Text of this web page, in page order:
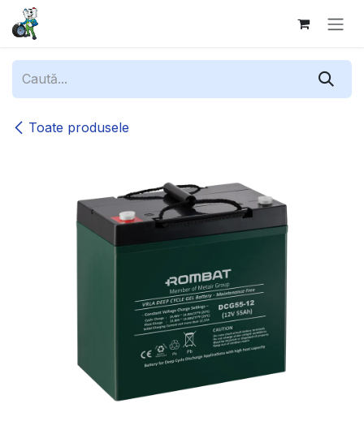
Sari la conținut
Toate produsele